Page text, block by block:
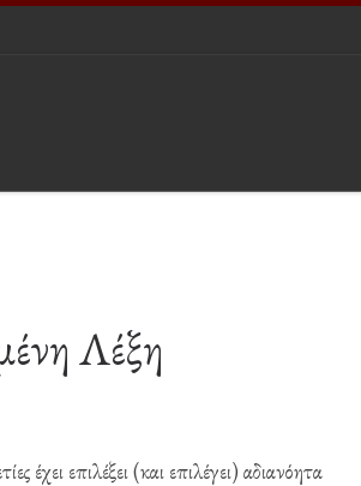
Λέξη
έχει επιλέξει (και επιλέγει) αδιανόητα